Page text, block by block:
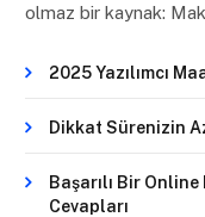
olmaz bir kaynak:
2025 Yazılımcı
Dikkat Sürenizin
Başarılı Bir
Cevapları